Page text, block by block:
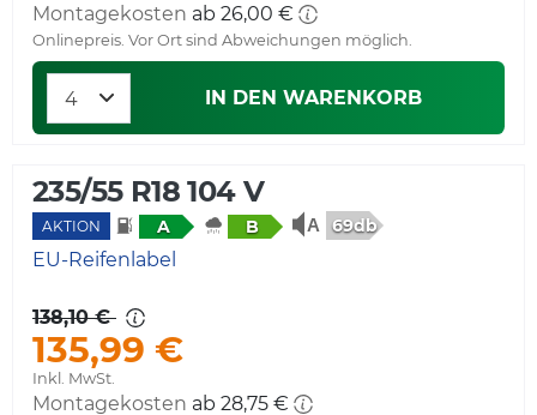
Montagekosten ab 26,00 €
Onlinepreis. Vor Ort sind Abweichungen möglich.
IN DEN WARENKORB
235/55 R18 104 V
AKTION A B 69db
EU-Reifenlabel
138,10 €
135,99 €
Inkl. MwSt.
Montagekosten ab 28,75 €